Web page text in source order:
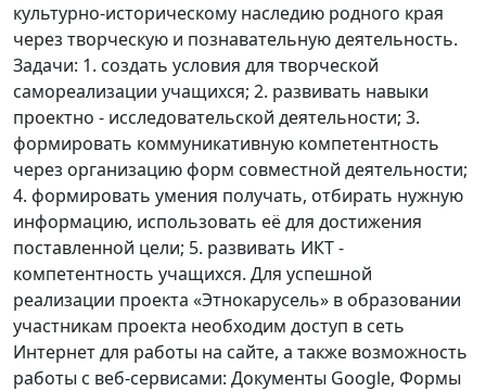
культурно-историческому наследию родного края
через творческую и познавательную деятельность.
Задачи: 1. создать условия для творческой
самореализации учащихся; 2. развивать навыки
проектно - исследовательской деятельности; 3.
формировать коммуникативную компетентность
через организацию форм совместной деятельности;
4. формировать умения получать, отбирать нужную
информацию, использовать её для достижения
поставленной цели; 5. развивать ИКТ -
компетентность учащихся. Для успешной
реализации проекта «Этнокарусель» в образовании
участникам проекта необходим доступ в сеть
Интернет для работы на сайте, а также возможность
работы с веб-сервисами: Документы Google, Формы